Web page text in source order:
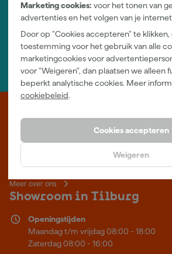
Marketing cookies: voor het tonen van
advertenties en het volgen van je
Door op "Cookies accepteren" te klikken,
toestemming voor het gebruik van alle
marketingcookies voor
voor "Weigeren", dan plaatsen we alleen
beperkt analytische cookies. Meer
cookiebeleid.
Cookies accepteren
Weigeren
Jouw account
Log-in en beheer je bestellingen en
Nieuwsbrief
Inschrijven wekelijkse nieuwsbrief
Wij helpen je graag
Neem contact op met één van
Leer Verfwebwinkel beter
Verf kopen doe je bij Verfwebwinkel.nl, dé
Nederland. Voordelige verf van topkwaliteit
advies, wat je project ook is.
Meer over ons
Showroom in Tilburg
Openingstijden
Maandag t/m vrijdag 08:00 - 18:00
Zaterdag 08:00 - 16:00